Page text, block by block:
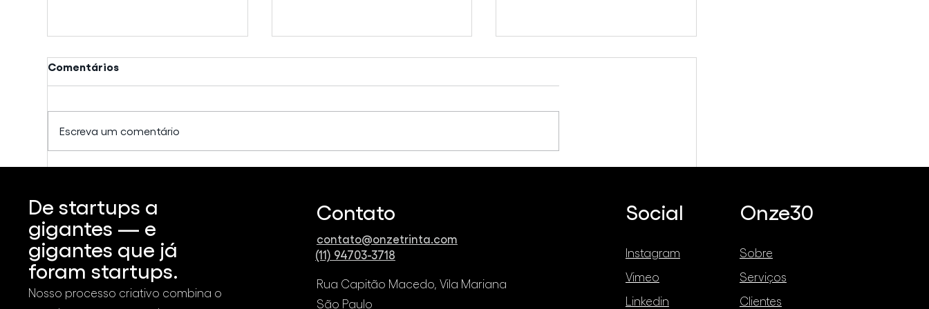
Vídeos vendem MAIS?
Como vender mais e melhor
através das plataformas
digitais?
Você sabe o que é Always
Comentários
Escreva um comentário
De startups a
gigantes — e
gigantes que já
foram startups.
Nosso processo criativo combina o
Contato
contato@onzetrinta.com
(11) 94703-3718
Rua Capitão Macedo, Vila Mariana
São Paulo
Social
Instagram
Vimeo
Linkedin
Onze30
Sobre
Serviços
Clientes